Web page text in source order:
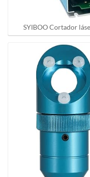
SYIBOO Cortador